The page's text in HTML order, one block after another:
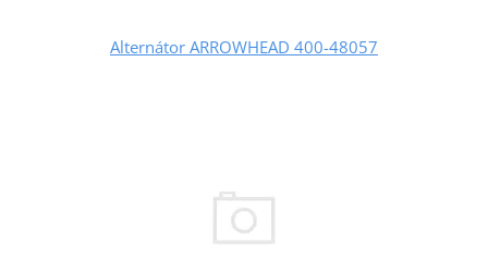
Alternátor ARROWHEAD 400-48057